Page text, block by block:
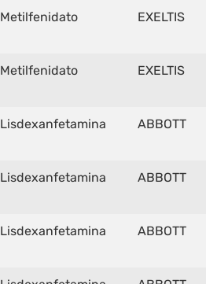
Metilfenidato EXELTIS
Metilfenidato EXELTIS
Lisdexanfetamina ABBOTT
Lisdexanfetamina ABBOTT
Lisdexanfetamina ABBOTT